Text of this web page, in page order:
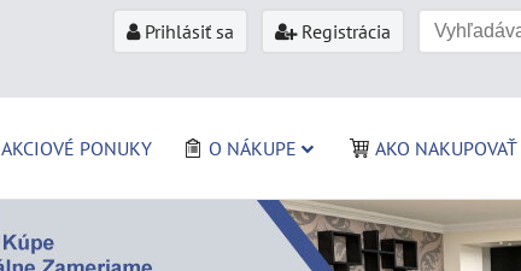
Prihlásiť sa Registrácia
AKCIOVÉ PONUKY O NÁKUPE AKO NAKUPOVAŤ